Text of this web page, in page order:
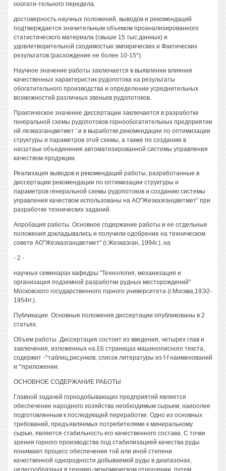
ооогати-тельного передела.
достоверность научных положений, выводов и рекомендаций
подтверждается значительным объемом проанализированного
статистического материала (свыше 15 тыс.данных) и
удовлетворительной сходимостью эмпирических и Фактических
результатов (расхождение не более 10-15*).
Научное значение работы заключается в выявлении влияния
качественных характеристик рудопотока на результаты
обогатительного производства и определении усреднительных
возможностей различных звеньев рудопотоков.
Практическое значение диссертации заключается в разработке
генеральной схемы рудопотоков горнообогатительных предприятии
нй леэказганцветмет ' и в выработке,рекомендации по оптимизации
структуры и параметров этой схемы, а также по созданию в
насштаье объединения автоматизированной системы управления
качеством продукции.
Реализация выводов и рекомендаций работы, разработанные в
диссертации рекомендации по оптимизации структуры и
параметров генеральной схемы рудопотоков и созданию системы
управления качеством использованы на АО"Жезкаэганцветмет" при
разработке технических заданий.
Апробация работы. Основное содержание работы и ее отдельные
положения докладывались и получили одобрение на техническом
совете АО"Жезказганцветмет" (г.Жезкаэган, 1994г.), на
- 2 -
научных семинарах кафедры "Технология, механизация и
организация подземной разработки рудных месторождений"
Московского государственного горного университета (г.Москва,19Э2-
1954гг.).
Публикации. Основные положения диссертации опубликованы в 2
статьях.
Объем работы. Диссертация состоит из введения, четырех глав и
заключения, изложенных на £6 страницах машинописного текста,
содержит -^таблиц,рисунков, список литературы из f-f наименований
и ^приложении.
ОСНОВНОЕ СОДЕРЖАНИЕ РАБОТЫ
Главной задачей горнодобывающих предприятий является
обеспечение народного хозяйства необходимым сырьем, наиоолее
подготовленным к последующей переработке. Одно из основных
требований, предъявляемых потребителями к минеральному
сырью, является стабильность его качественного состава. С точки
зрения горного производства под стабилизацией качества руды
понимают процесс обеспечения той или иной степени
качественной однородности добываемой руды в диапазонах,
целесообразных в технико-экономическом отношении, путем